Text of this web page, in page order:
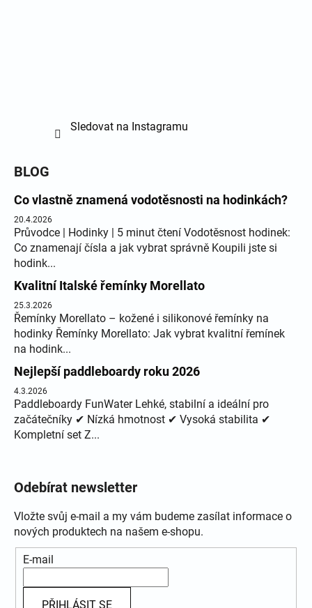
Sledovat na Instagramu
BLOG
Co vlastně znamená vodotěsnosti na hodinkách?
20.4.2026
Průvodce | Hodinky | 5 minut čtení Vodotěsnost hodinek:
Co znamenají čísla a jak vybrat správně Koupili jste si
hodink...
Kvalitní Italské řemínky Morellato
25.3.2026
Řemínky Morellato – kožené i silikonové řemínky na
hodinky Řemínky Morellato: Jak vybrat kvalitní řemínek
na hodink...
Nejlepší paddleboardy roku 2026
4.3.2026
Paddleboardy FunWater Lehké, stabilní a ideální pro
začátečníky ✔ Nízká hmotnost ✔ Vysoká stabilita ✔
Kompletní set Z...
Odebírat newsletter
Vložte svůj e-mail a my vám budeme zasílat informace o
nových produktech na našem e-shopu.
E-mail
PŘIHLÁSIT SE